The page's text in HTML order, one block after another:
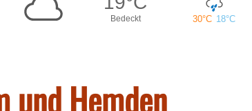
und Hemden